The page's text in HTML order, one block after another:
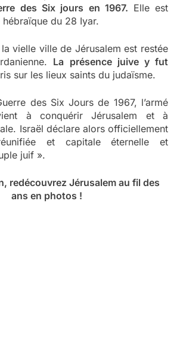
des Six jours en 1967. Elle est
du 28 Iyar.
vielle ville de Jérusalem est restée
La présence juive y fut
sur les lieux saints du judaïsme.
des Six Jours de 1967, l’armé
à conquérir Jérusalem et à
Israël déclare alors officiellement
et capitale éternelle et
juif ».
redécouvrez Jérusalem au fil des
ans en photos !